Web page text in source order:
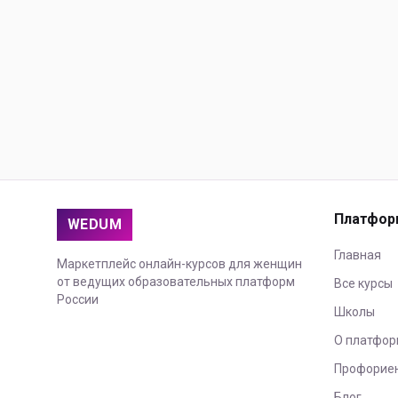
WEDUM
Маркетплейс онлайн-курсов для женщин
от ведущих образовательных платформ
России
Главная
Все курсы
Школы
О